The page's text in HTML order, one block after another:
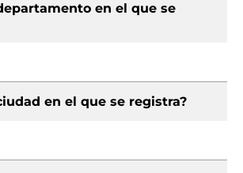
en el que se
en el que se registra?